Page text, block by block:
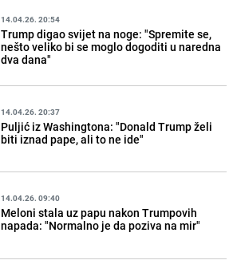
14.04.26. 20:54
Trump digao svijet na noge: "Spremite se,
nešto veliko bi se moglo dogoditi u naredna
dva dana"
14.04.26. 20:37
Puljić iz Washingtona: "Donald Trump želi
biti iznad pape, ali to ne ide"
14.04.26. 09:40
Meloni stala uz papu nakon Trumpovih
napada: "Normalno je da poziva na mir"